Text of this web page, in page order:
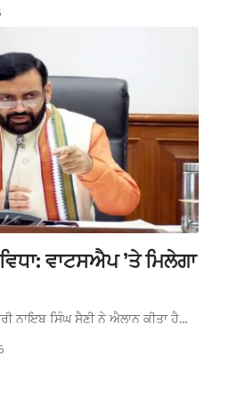
ਵਾਟਸਐਪ ’ਤੇ ਮਿਲੇਗਾ
ਨਾਇਬ ਸਿੰਘ ਸੈਣੀ ਨੇ ਐਲਾਨ ਕੀਤਾ ਹੈ…